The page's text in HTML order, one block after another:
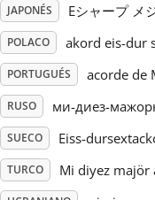
Türkçe
Українська
繁體中文
JAPONÉS Eシャープ メ
POLACO akord eis-dur
PORTUGUÉS acorde de
RUSO ми-диез-
SUECO Eiss-
TURCO Mi diyez majör